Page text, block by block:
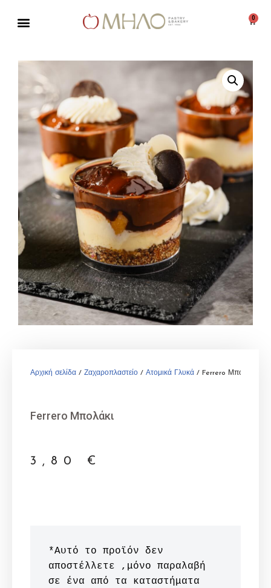
περιεχόμενο
0
Αρχική σελίδα / Ζαχαροπλαστείο / Ατομικά Γλυκά / Ferrero Μπολάκι
Ferrero Μπολάκι
3,80 €
*Αυτό το προϊόν δεν
αποστέλλετε ,μόνο παραλαβή
σε ένα από τα καταστήματα